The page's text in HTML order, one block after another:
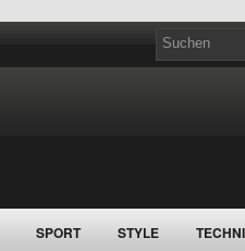
SPORT STYLE